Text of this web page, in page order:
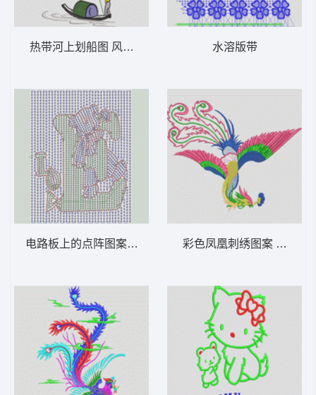
热带河上划船图 风景_船 工艺版精品图
电路板上的点阵图案 卡通珠片图案
水溶版带
彩色凤凰刺绣图案 凤凰